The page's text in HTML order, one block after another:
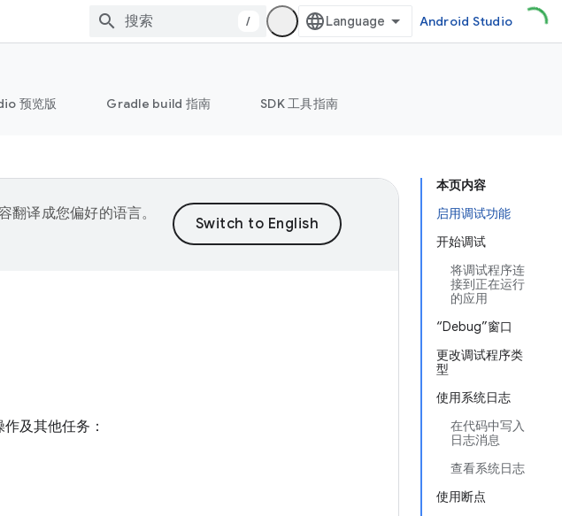
/ Android Studio
预览版 Gradle build 指南 SDK 工具指南
本页内容
启用调试功能
开始调试
将调试程序连
接到正在运行
的应用
“Debug”窗口
更改调试程序类
型
使用系统日志
在代码中写入
日志消息
查看系统日志
使用断点
译成您偏好的语言。
及其他任务：